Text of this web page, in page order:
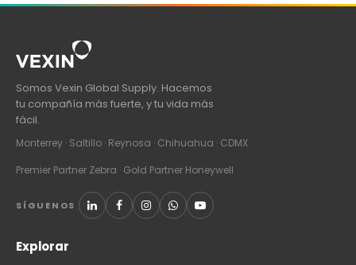
Somos Vexin Global Supply. Hacemos
tu compañía más fuerte, y tu vida más
fácil.
Monterrey · Saltillo · Reynosa · Chihuahua · CDMX
Premier Partner Zebra · Gold Partner Honeywell
SÍGUENOS
Explorar